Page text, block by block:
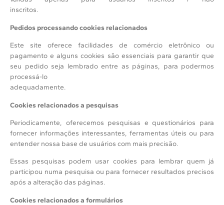
inscritos.
Pedidos processando cookies relacionados
Este site oferece facilidades de comércio eletrônico ou
pagamento e alguns cookies são essenciais para garantir que
seu pedido seja lembrado entre as páginas, para podermos
processá-lo
adequadamente.
Cookies relacionados a pesquisas
Periodicamente, oferecemos pesquisas e questionários para
fornecer informações interessantes, ferramentas úteis ou para
entender nossa base de usuários com mais precisão.
Essas pesquisas podem usar cookies para lembrar quem já
participou numa pesquisa ou para fornecer resultados precisos
após a alteração das páginas.
Cookies relacionados a formulários